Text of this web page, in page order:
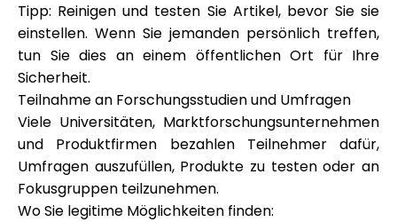
Tipp: Reinigen und testen Sie Artikel, bevor Sie sie
einstellen. Wenn Sie jemanden persönlich treffen,
tun Sie dies an einem öffentlichen Ort für Ihre
Sicherheit.
Teilnahme an Forschungsstudien und Umfragen
Viele Universitäten, Marktforschungsunternehmen
und Produktfirmen bezahlen Teilnehmer dafür,
Umfragen auszufüllen, Produkte zu testen oder an
Fokusgruppen teilzunehmen.
Wo Sie legitime Möglichkeiten finden: